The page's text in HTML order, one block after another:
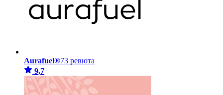
Aurafuel®73 ревюта
9,7